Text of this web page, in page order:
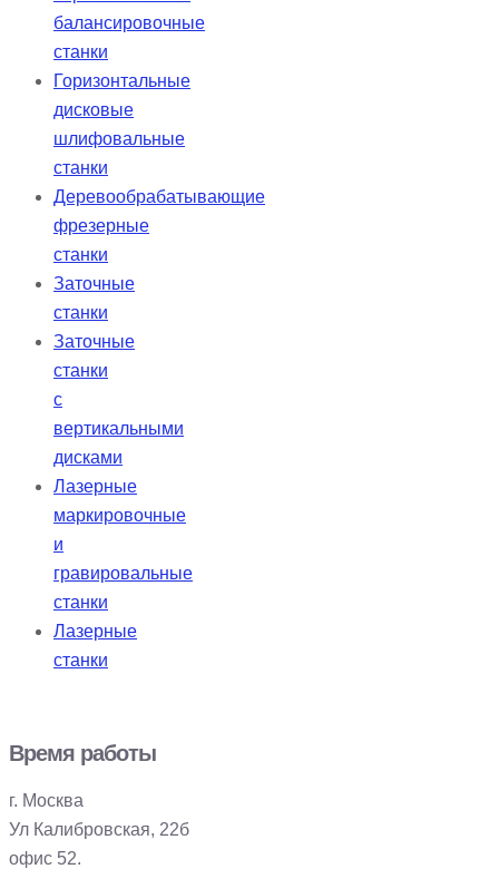
балансировочные
станки
Горизонтальные
дисковые
шлифовальные
станки
Деревообрабатывающие
фрезерные
станки
Заточные
станки
Заточные
станки
с
вертикальными
дисками
Лазерные
маркировочные
и
гравировальные
станки
Лазерные
станки
Время работы
г. Москва
Ул Калибровская, 22б
офис 52.